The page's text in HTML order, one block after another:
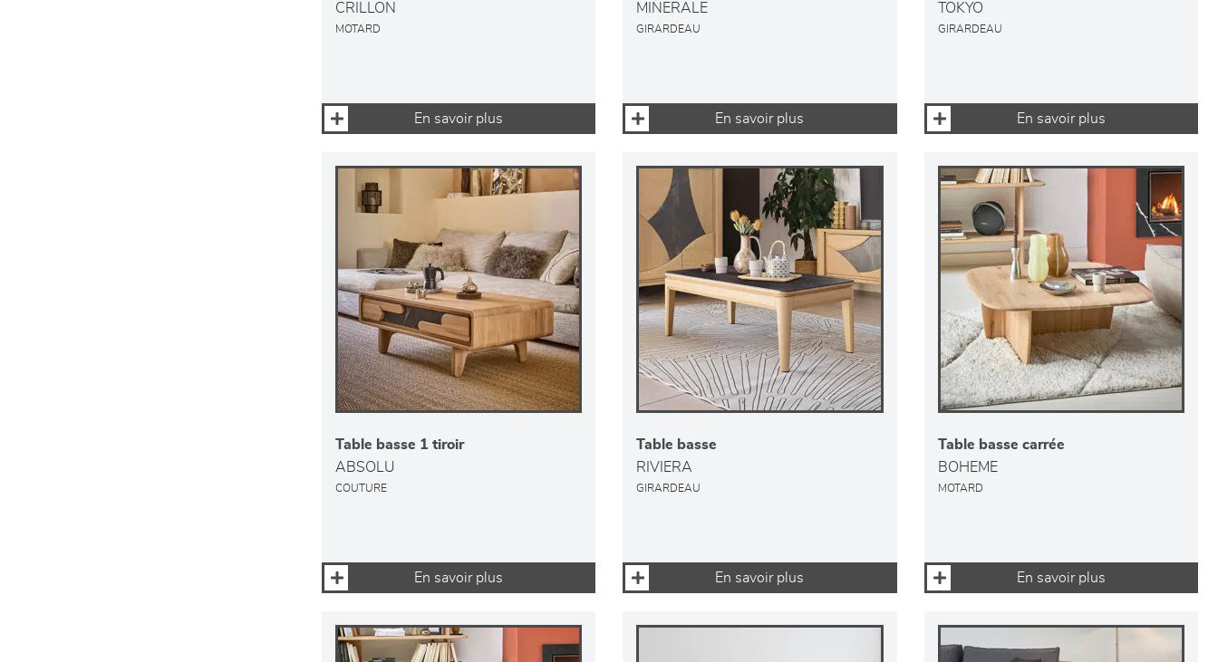
CRILLON
MOTARD
En savoir plus
MINERALE
GIRARDEAU
En savoir plus
TOKYO
GIRARDEAU
En savoir plus
Table basse 1 tiroir
ABSOLU
COUTURE
En savoir plus
Table basse
RIVIERA
GIRARDEAU
En savoir plus
Table basse carrée
BOHEME
MOTARD
En savoir plus